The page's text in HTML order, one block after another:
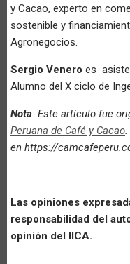
y Cacao, experto en
sostenible y
Agronegocios.
Sergio Venero es
Alumno del X ciclo de
Nota: Este artículo fue
Peruana de Café y Cacao.
en https://
Las opiniones
responsabilidad del
opinión del IICA.